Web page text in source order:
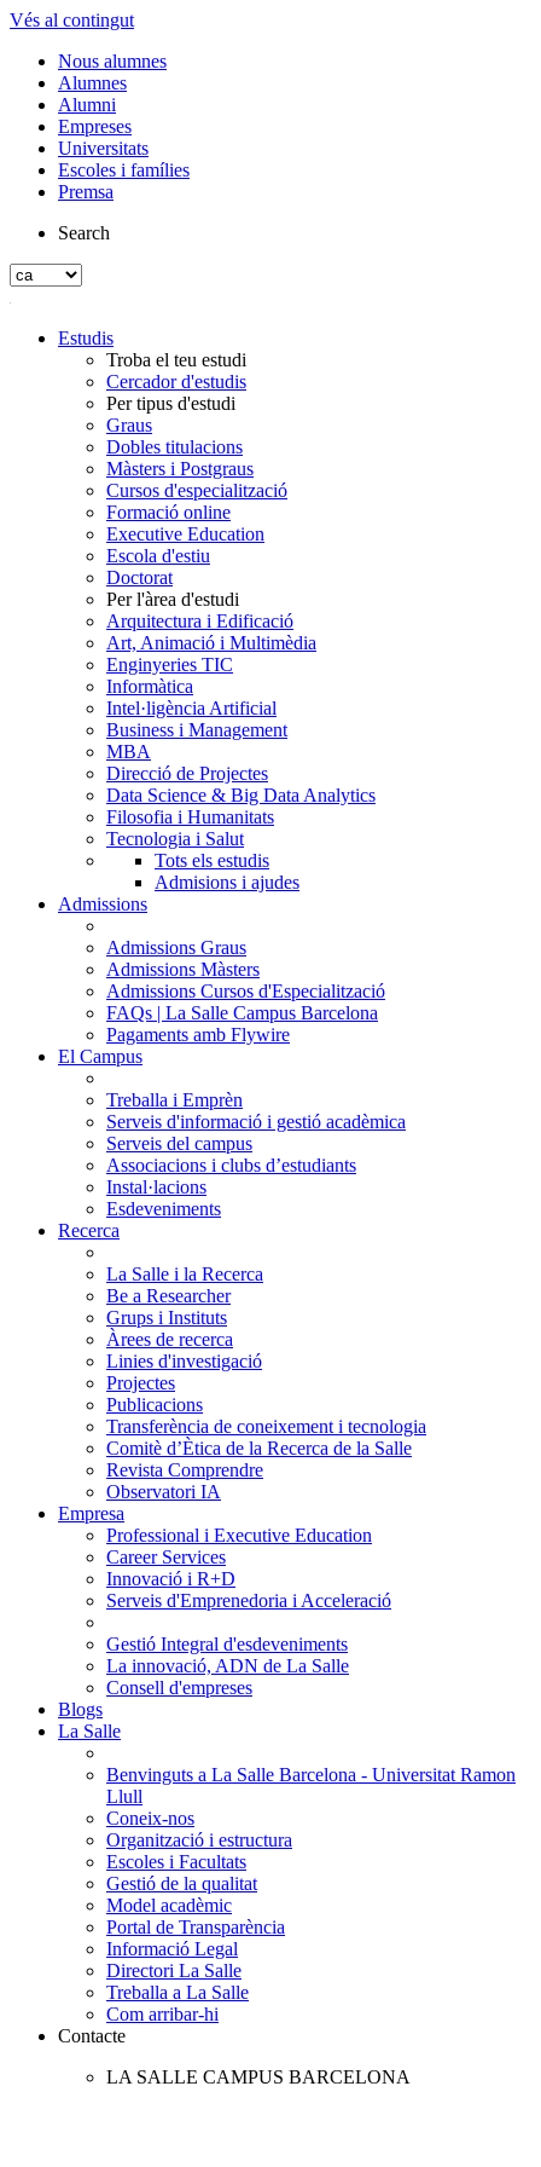
Vés al contingut
Nous alumnes
Alumnes
Alumni
Empreses
Universitats
Escoles i famílies
Premsa
Search
Estudis
Troba el teu estudi
Cercador d'estudis
Per tipus d'estudi
Graus
Dobles titulacions
Màsters i Postgraus
Cursos d'especialització
Formació online
Executive Education
Escola d'estiu
Doctorat
Per l'àrea d'estudi
Arquitectura i Edificació
Art, Animació i Multimèdia
Enginyeries TIC
Informàtica
Intel·ligència Artificial
Business i Management
MBA
Direcció de Projectes
Data Science & Big Data Analytics
Filosofia i Humanitats
Tecnologia i Salut
Tots els estudis
Admisions i ajudes
Admissions
Admissions Graus
Admissions Màsters
Admissions Cursos d'Especialització
FAQs | La Salle Campus Barcelona
Pagaments amb Flywire
El Campus
Treballa i Emprèn
Serveis d'informació i gestió acadèmica
Serveis del campus
Associacions i clubs d’estudiants
Instal·lacions
Esdeveniments
Recerca
La Salle i la Recerca
Be a Researcher
Grups i Instituts
Àrees de recerca
Linies d'investigació
Projectes
Publicacions
Transferència de coneixement i tecnologia
Comitè d’Ètica de la Recerca de la Salle
Revista Comprendre
Observatori IA
Empresa
Professional i Executive Education
Career Services
Innovació i R+D
Serveis d'Emprenedoria i Acceleració
Gestió Integral d'esdeveniments
La innovació, ADN de La Salle
Consell d'empreses
Blogs
La Salle
Benvinguts a La Salle Barcelona - Universitat Ramon
Llull
Coneix-nos
Organització i estructura
Escoles i Facultats
Gestió de la qualitat
Model acadèmic
Portal de Transparència
Informació Legal
Directori La Salle
Treballa a La Salle
Com arribar-hi
Contacte
LA SALLE CAMPUS BARCELONA